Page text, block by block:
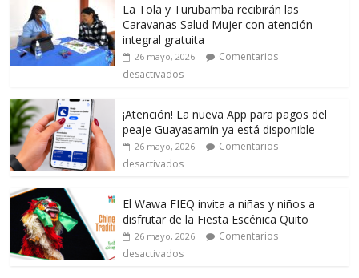
La Tola y Turubamba recibirán las
Caravanas Salud Mujer con atención
integral gratuita
26 mayo, 2026
Comentarios
desactivados
¡Atención! La nueva App para pagos del
peaje Guayasamín ya está disponible
26 mayo, 2026
Comentarios
desactivados
El Wawa FIEQ invita a niñas y niños a
disfrutar de la Fiesta Escénica Quito
26 mayo, 2026
Comentarios
desactivados